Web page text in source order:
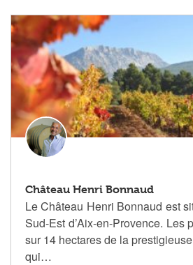
Château Henri Bonnaud
Le Château Henri Bonnaud est
Sud-Est d’Aix-en-Provence. Les
sur 14 hectares de la
qui…